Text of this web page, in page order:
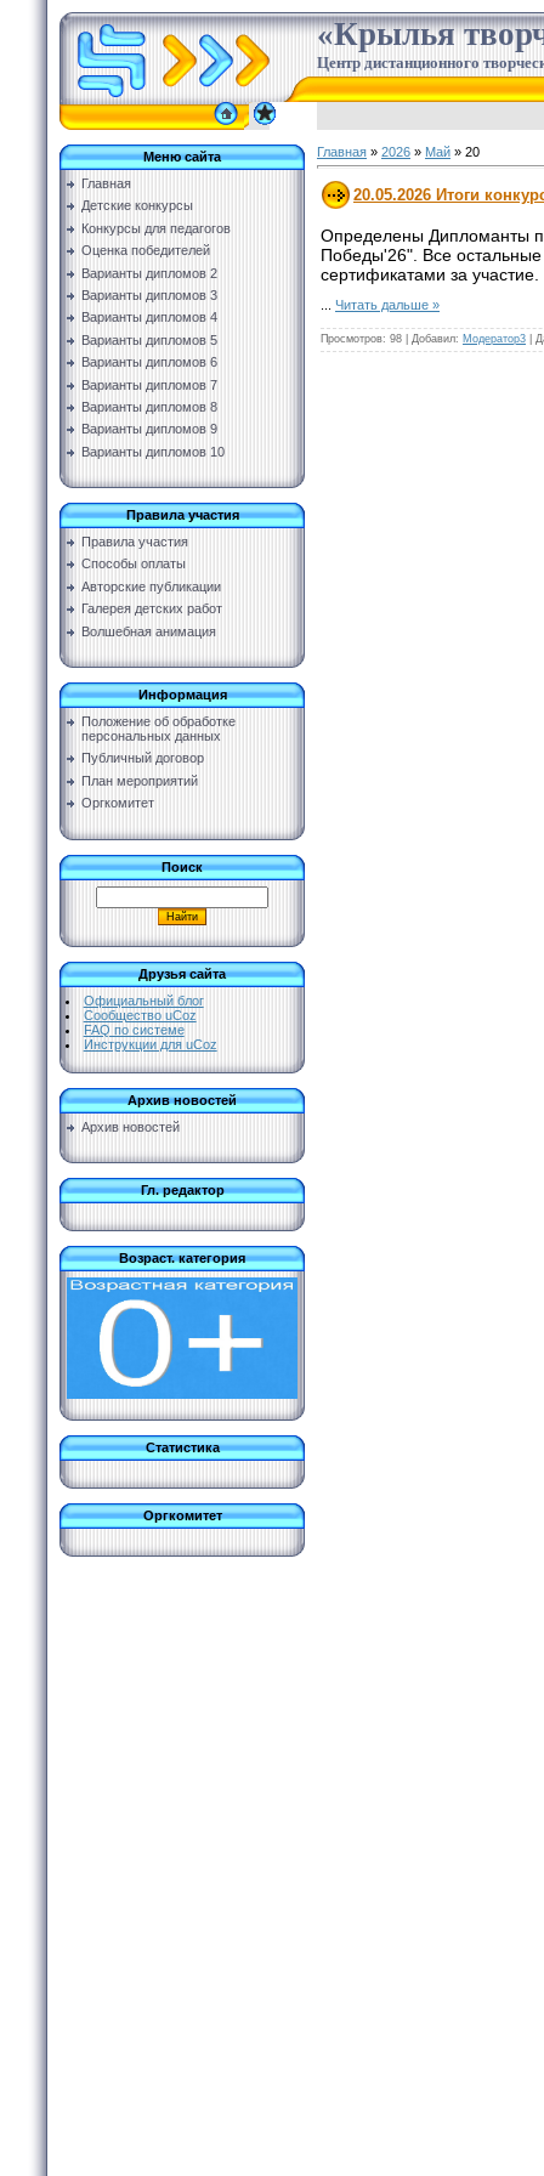
«Крылья
Центр дистанционного
Меню сайта
Главная
Детские конкурсы
Конкурсы для педагогов
Оценка победителей
Варианты дипломов 2
Варианты дипломов 3
Варианты дипломов 4
Варианты дипломов 5
Варианты дипломов 6
Варианты дипломов 7
Варианты дипломов 8
Варианты дипломов 9
Варианты дипломов 10
Правила участия
Правила участия
Способы оплаты
Авторские публикации
Галерея детских работ
Волшебная анимация
Информация
Положение об обработке
персональных данных
Публичный договор
План мероприятий
Оргкомитет
Поиск
Друзья сайта
Официальный блог
Сообщество uCoz
FAQ по системе
Инструкции для uCoz
Архив новостей
Архив новостей
Гл. редактор
Возраст. категория
Статистика
Оргкомитет
Главная » 2026 » Май » 20
20.05.2026 Итоги
Определены Дипломанты
Победы'26". Все остальные
сертификатами за участие.
Читать дальше »
Просмотров: 98 Добавил: Модератор3